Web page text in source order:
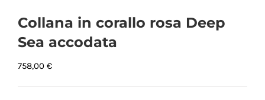
Collana in corallo rosa Deep
Sea accodata
758,00 €